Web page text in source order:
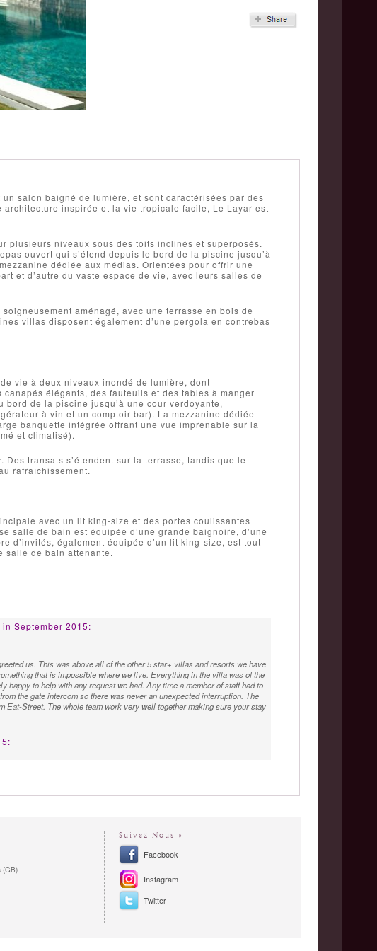
salon baigné de lumière, et sont caractérisées par des
inspirée et la vie tropicale facile, Le Layar est
plusieurs niveaux sous des toits inclinés et superposés.
ouvert qui s’étend depuis le bord de la piscine jusqu’à
dédiée aux médias. Orientées pour offrir une
et d’autre du vaste espace de vie, avec leurs salles de
aménagé, avec une terrasse en bois de
villas disposent également d’une pergola en contrebas
vie à deux niveaux inondé de lumière, dont
élégants, des fauteuils et des tables à manger
de la piscine jusqu’à une cour verdoyante,
à vin et un comptoir-bar). La mezzanine dédiée
banquette intégrée offrant une vue imprenable sur la
et climatisé).
transats s’étendent sur la terrasse, tandis que le
rafraîchissement.
avec un lit king-size et des portes coulissantes
salle de bain est équipée d’une grande baignoire, d’une
d’invités, également équipée d’un lit king-size, est tout
salle de bain attenante.
in September 2015:
us. This was above all of the other 5 star+ villas and resorts we have
that is impossible where we live. Everything in the villa was of the
to help with any request we had. Any time a member of staff had to
the gate intercom so there was never an unexpected interruption. The
Street. The whole team work very well together making sure your stay
(GB)
Suivez Nous »
Facebook
Instagram
Twitter